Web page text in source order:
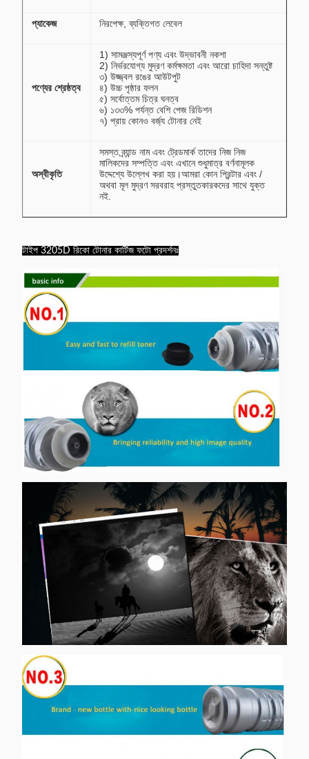
প্যাকেজ নিরপেক্ষ, ব্যক্তিগত লেবেল
পণ্যের শ্রেষ্ঠত্ব
1) সামঞ্জস্যপূর্ণ পণ্য এবং উদ্ভাবনী নকশা
2) নির্ভরযোগ্য মুদ্রণ কর্মক্ষমতা এবং আরো চাহিদা সন্তুষ্ট
৩) উজ্জ্বল রঙের আউটপুট
৪) উচ্চ পৃষ্ঠার ফলন
৫) সর্বোত্তম চিত্র ঘনত্ব
৬) ১৩৩% পর্যন্ত বেশি পেজ রিডিশন
৭) প্রায় কোনও বর্জ্য টোনার নেই
অস্বীকৃতি
সমস্ত ব্র্যান্ড নাম এবং ট্রেডমার্ক তাদের নিজ নিজ
মালিকদের সম্পত্তি এবং এখানে শুধুমাত্র বর্ণনামূলক
উদ্দেশ্যে উল্লেখ করা হয়।আমরা কোন প্রিন্টার এবং /
অথবা মূল মুদ্রণ সরবরাহ প্রস্তুতকারকদের সাথে যুক্ত
নই.
টাইপ 3205D রিকো টোনার কার্টিজ ফটো প্রদর্শনঃ